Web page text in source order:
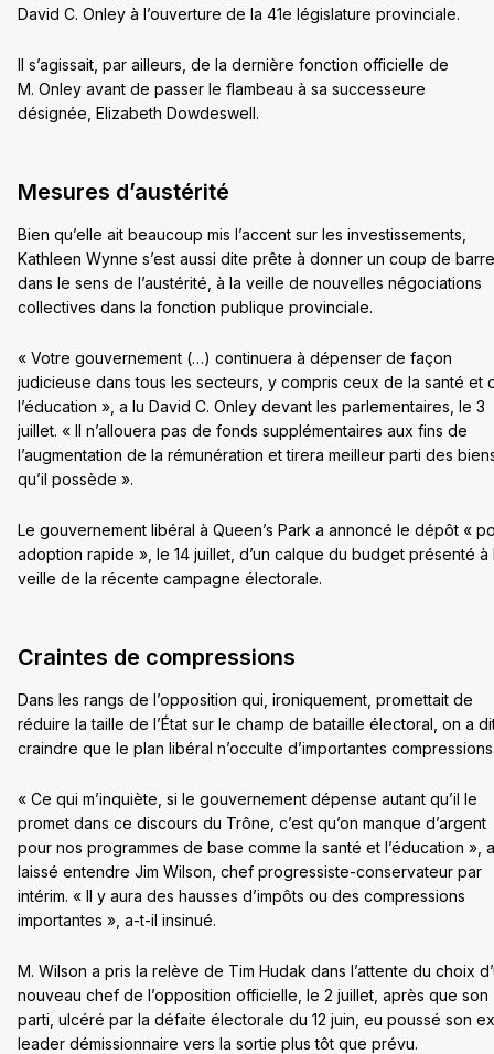
David C. Onley à l’ouverture de la 41e législature provinciale.
Il s’agissait, par ailleurs, de la dernière fonction officielle de
M. Onley avant de passer le flambeau à sa successeure
désignée, Elizabeth Dowdeswell.
Mesures d’austérité
Bien qu’elle ait beaucoup mis l’accent sur les investissements,
Kathleen Wynne s’est aussi dite prête à donner un coup de barre
dans le sens de l’austérité, à la veille de nouvelles négociations
collectives dans la fonction publique provinciale.
« Votre gouvernement (…) continuera à dépenser de façon
judicieuse dans tous les secteurs, y compris ceux de la santé et
l’éducation », a lu David C. Onley devant les parlementaires, le 3
juillet. « Il n’allouera pas de fonds supplémentaires aux fins de
l’augmentation de la rémunération et tirera meilleur parti des
qu’il possède ».
Le gouvernement libéral à Queen’s Park a annoncé le dépôt «
adoption rapide », le 14 juillet, d’un calque du budget présenté à
veille de la récente campagne électorale.
Craintes de compressions
Dans les rangs de l’opposition qui, ironiquement, promettait de
réduire la taille de l’État sur le champ de bataille électoral, on a
craindre que le plan libéral n’occulte d’importantes
« Ce qui m’inquiète, si le gouvernement dépense autant qu’il le
promet dans ce discours du Trône, c’est qu’on manque d’argent
pour nos programmes de base comme la santé et l’éducation », a
laissé entendre Jim Wilson, chef progressiste-conservateur par
intérim. « Il y aura des hausses d’impôts ou des compressions
importantes », a-t-il insinué.
M. Wilson a pris la relève de Tim Hudak dans l’attente du choix
nouveau chef de l’opposition officielle, le 2 juillet, après que son
parti, ulcéré par la défaite électorale du 12 juin, eu poussé son
leader démissionnaire vers la sortie plus tôt que prévu.